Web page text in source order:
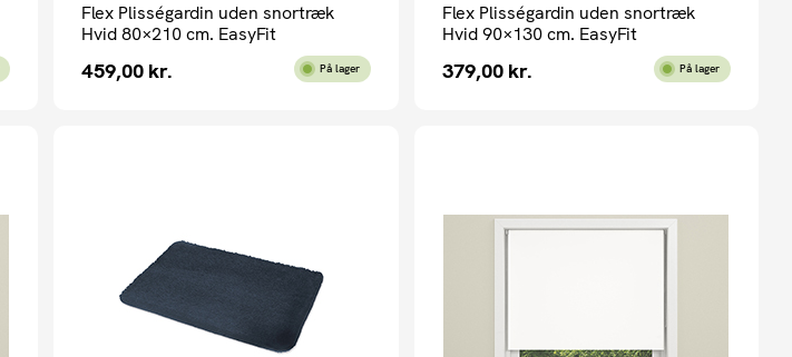
Flex Plisségardin uden snortræk
Hvid 80×210 cm. EasyFit
459,00 kr. På lager
Flex Plisségardin uden snortræk
Hvid 90×130 cm. EasyFit
379,00 kr. På lager